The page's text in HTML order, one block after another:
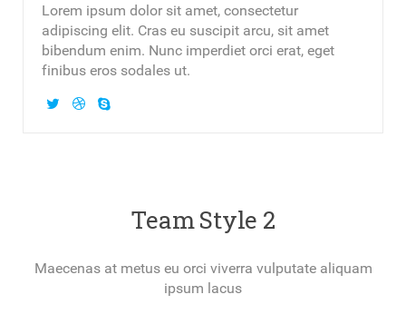
Lorem ipsum dolor sit amet, consectetur
adipiscing elit. Cras eu suscipit arcu, sit amet
bibendum enim. Nunc imperdiet orci erat, eget
finibus eros sodales ut.
Team Style 2
Maecenas at metus eu orci viverra vulputate aliquam
ipsum lacus